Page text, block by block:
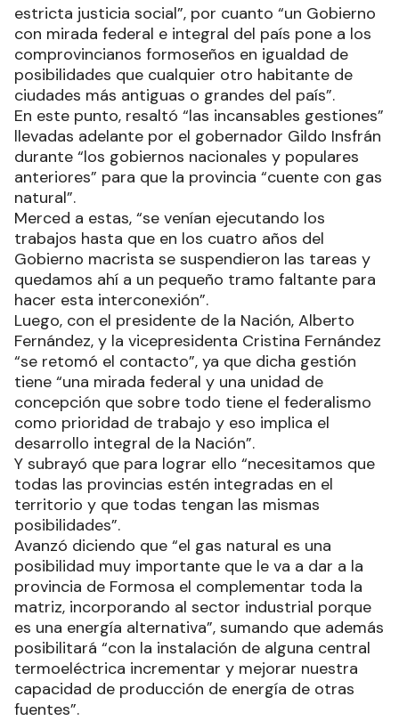
estricta justicia social”, por cuanto “un Gobierno
con mirada federal e integral del país pone a los
comprovincianos formoseños en igualdad de
posibilidades que cualquier otro habitante de
ciudades más antiguas o grandes del país”.
En este punto, resaltó “las incansables gestiones”
llevadas adelante por el gobernador Gildo Insfrán
durante “los gobiernos nacionales y populares
anteriores” para que la provincia “cuente con gas
natural”.
Merced a estas, “se venían ejecutando los
trabajos hasta que en los cuatro años del
Gobierno macrista se suspendieron las tareas y
quedamos ahí a un pequeño tramo faltante para
hacer esta interconexión”.
Luego, con el presidente de la Nación, Alberto
Fernández, y la vicepresidenta Cristina Fernández
“se retomó el contacto”, ya que dicha gestión
tiene “una mirada federal y una unidad de
concepción que sobre todo tiene el federalismo
como prioridad de trabajo y eso implica el
desarrollo integral de la Nación”.
Y subrayó que para lograr ello “necesitamos que
todas las provincias estén integradas en el
territorio y que todas tengan las mismas
posibilidades”.
Avanzó diciendo que “el gas natural es una
posibilidad muy importante que le va a dar a la
provincia de Formosa el complementar toda la
matriz, incorporando al sector industrial porque
es una energía alternativa”, sumando que además
posibilitará “con la instalación de alguna central
termoeléctrica incrementar y mejorar nuestra
capacidad de producción de energía de otras
fuentes”.